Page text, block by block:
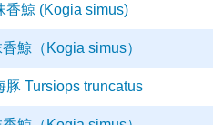
香鯨 (Kogia simus)
鯨（Kogia simus）
Tursiops truncatus